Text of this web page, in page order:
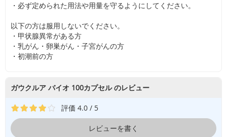
・必ず定められた用法や用量を守るようにしてください。
以下の方は服用しないでください。
・甲状腺異常がある方
・乳がん・卵巣がん・子宮がんの方
・初潮前の方
ガウクルア バイオ 100カプセル のレビュー
評価 4.0 / 5
レビューを書く